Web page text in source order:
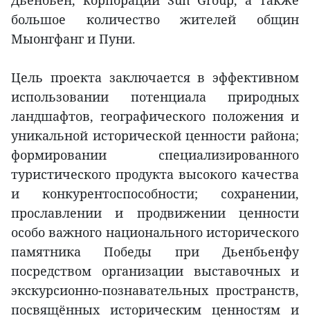
большое количество жителей общин
Мыонгфанг и Пуни.
Цель проекта заключается в эффективном
использовании потенциала природных
ландшафтов, географического положения и
уникальной исторической ценности района;
формировании специализированного
туристического продукта высокого качества
и конкурентоспособности; сохранении,
прославлении и продвижении ценности
особо важного национального исторического
памятника Победы при Дьенбьенфу
посредством организации выставочных и
экскурсионно-познавательных пространств,
посвящённых историческим ценностям и